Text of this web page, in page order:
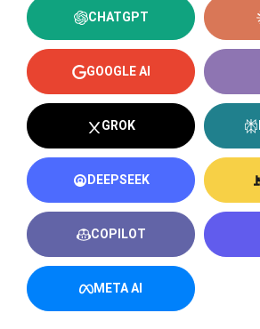
CHATGPT
GOOGLE AI
GROK
DEEPSEEK
COPILOT
META AI